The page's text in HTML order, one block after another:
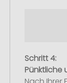
Schritt 4:
Pünktliche